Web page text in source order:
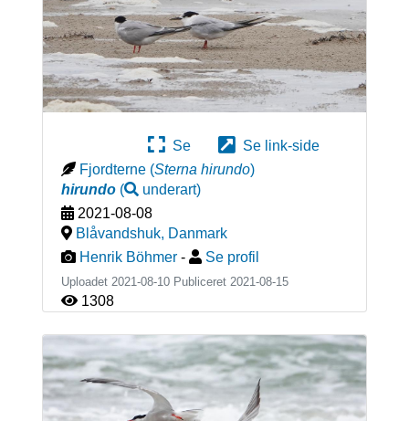
Se
Se link-side
Fjordterne (Sterna hirundo)
hirundo( underart)
2021-08-08
Blåvandshuk, Danmark
Henrik Böhmer - Se profil
Uploadet 2021-08-10 Publiceret 2021-08-15
1308